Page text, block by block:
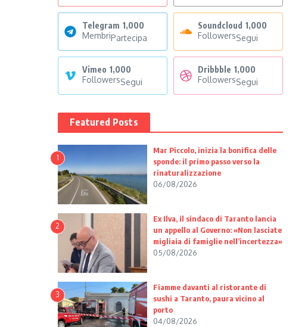
Telegram 1,000
MembriPartecipa
Soundcloud 1,000
FollowersSegui
Vimeo 1,000
FollowersSegui
Dribbble 1,000
FollowersSegui
Featured Posts
1
Mar Piccolo, inizia la bonifica delle
sponde: il primo passo verso la
rinaturalizzazione
06/08/2026
2
Ex Ilva, il sindaco di Taranto lancia
un appello al Governo: «Non lasciate
migliaia di famiglie nell’incertezza»
05/08/2026
3
Fiamme davanti al ristorante di
sushi a Taranto, paura vicino al
porto
04/08/2026